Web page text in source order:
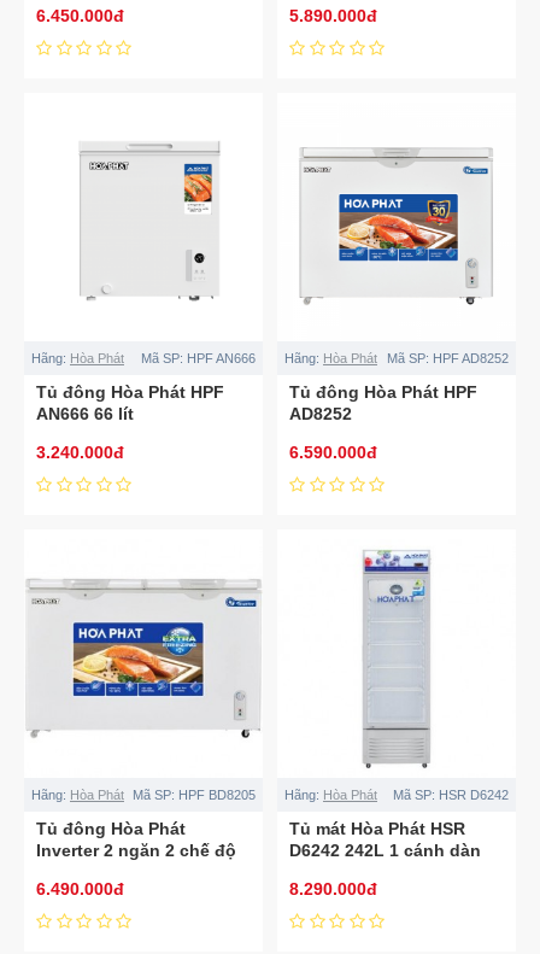
6.450.000đ
5.890.000đ
Hãng: Hòa Phát Mã SP: HPF AN666
Tủ đông Hòa Phát HPF
AN666 66 lít
3.240.000đ
Hãng: Hòa Phát Mã SP: HPF AD8252
Tủ đông Hòa Phát HPF
AD8252
6.590.000đ
Hãng: Hòa Phát Mã SP: HPF BD8205
Tủ đông Hòa Phát
Inverter 2 ngăn 2 chế độ
6.490.000đ
Hãng: Hòa Phát Mã SP: HSR D6242
Tủ mát Hòa Phát HSR
D6242 242L 1 cánh dàn
8.290.000đ